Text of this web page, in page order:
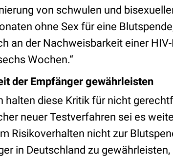
von schwulen und
ohne Sex für eine
an der Nachweisbarkeit einer
Wochen.“
der Empfänger gewährleisten
halten diese Kritik für nicht
neuer Testverfahren sei es
Risikoverhalten nicht zur
in Deutschland zu